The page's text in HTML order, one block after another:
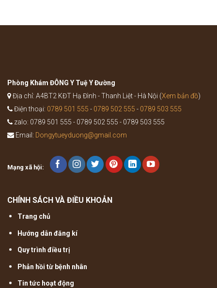
nào?
Phòng Khám ĐÔNG Y Tuệ Y Đường
Địa chỉ: A4BT2 KĐT Hạ Đình - Thanh Liệt - Hà Nội (Xem bản đồ)
Điện thoại: 0789 501 555 - 0789 502 555 - 0789 503 555
zalo: 0789 501 555 - 0789 502 555 - 0789 503 555
Email: Dongytueyduong@gmail.com
Mạng xã hội:
CHÍNH SÁCH VÀ ĐIỀU KHOẢN
Trang chủ
Hướng dẫn đăng kí
Quy trình điều trị
Phản hồi từ bệnh nhân
Tin tức hoạt động